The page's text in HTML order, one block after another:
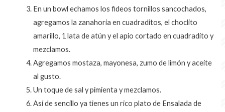
En un bowl echamos los fideos tornillos sancochados,
agregamos la zanahoria en cuadraditos, el choclito
amarillo, 1 lata de atún y el apio cortado en cuadradito y
mezclamos.
Agregamos mostaza, mayonesa, zumo de limón y aceite
al gusto.
Un toque de sal y pimienta y mezclamos.
Así de sencillo ya tienes un rico plato de Ensalada de